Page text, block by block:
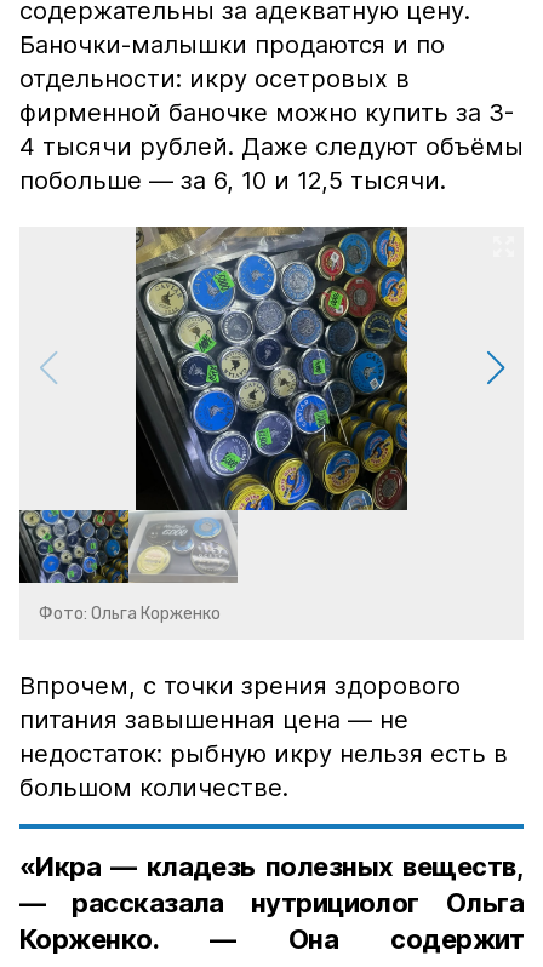
содержательны за адекватную цену.
Баночки-малышки продаются и по
отдельности: икру осетровых в
фирменной баночке можно купить за 3-
4 тысячи рублей. Даже следуют объёмы
побольше — за 6, 10 и 12,5 тысячи.
Фото: Ольга Корженко
Впрочем, с точки зрения здорового
питания завышенная цена — не
недостаток: рыбную икру нельзя есть в
большом количестве.
«Икра — кладезь полезных веществ,
— рассказала нутрициолог Ольга
Корженко. — Она содержит